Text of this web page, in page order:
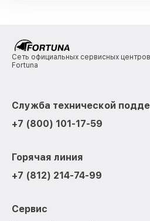
Сеть официальных сервисных центров
Fortuna
Служба технической
+7 (800) 101-17-59
Горячая линия
+7 (812) 214-74-99
Сервис